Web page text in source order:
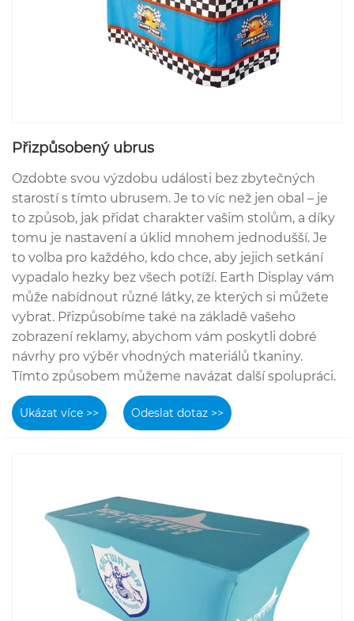
Přizpůsobený ubrus
Ozdobte svou výzdobu události bez zbytečných
starostí s tímto ubrusem. Je to víc než jen obal – je
to způsob, jak přidat charakter vašim stolům, a díky
tomu je nastavení a úklid mnohem jednodušší. Je
to volba pro každého, kdo chce, aby jejich setkání
vypadalo hezky bez všech potíží. Earth Display vám
může nabídnout různé látky, ze kterých si můžete
vybrat. Přizpůsobíme také na základě vašeho
zobrazení reklamy, abychom vám poskytli dobré
návrhy pro výběr vhodných materiálů tkaniny.
Tímto způsobem můžeme navázat další spolupráci.
Ukázat více >> Odeslat dotaz >>